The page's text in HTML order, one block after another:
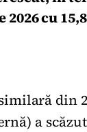
cu
din
a